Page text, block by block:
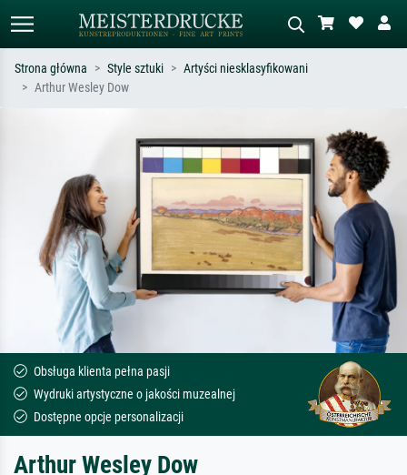
Monet, Gwiaździsta noc,
impresjonizm, fala Hokusaia, akt.
Opisz scenę – np. zielona łąka,
abstrakcja z czerwienią, ciemny olej,
stojący akt obok drzewa.
Strona główna Style sztuki
Artyści niesklasyfikowani
Arthur Wesley Dow
Obsługa klienta pełna pasji
Wydruki artystyczne o jakości muzealnej
Dostępne opcje personalizacji
Arthur Wesley Dow